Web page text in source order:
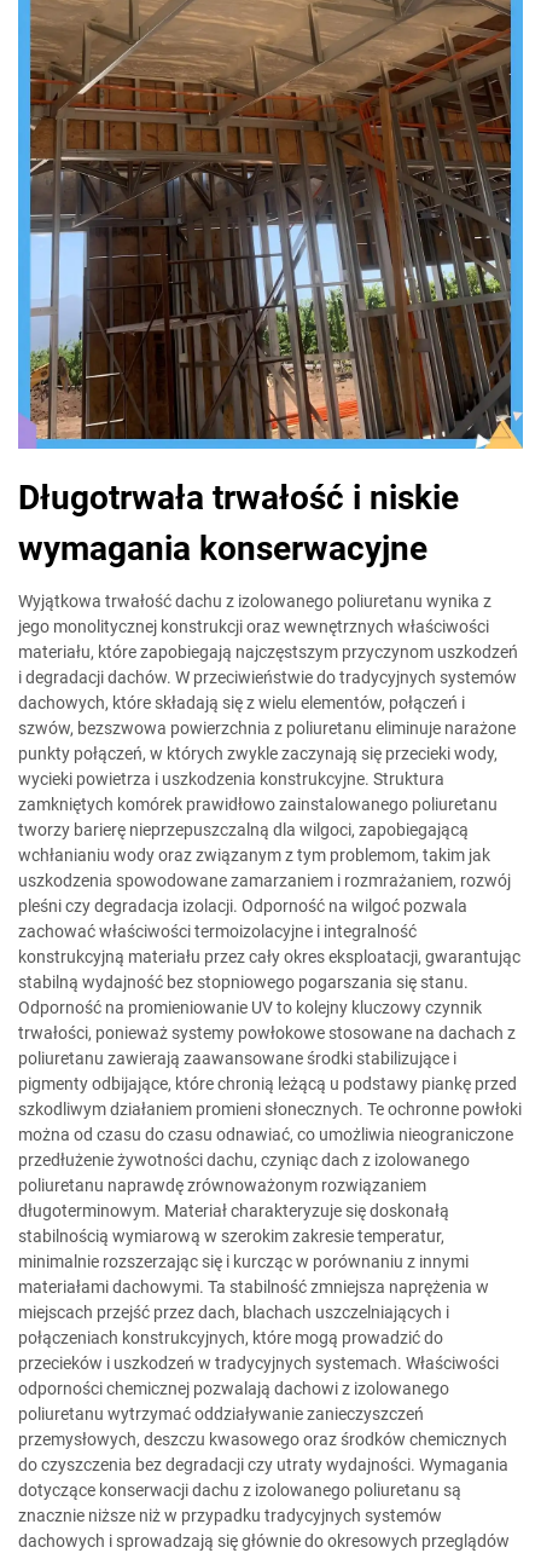
Długotrwała trwałość i niskie
wymagania konserwacyjne
Wyjątkowa trwałość dachu z izolowanego poliuretanu wynika z
jego monolitycznej konstrukcji oraz wewnętrznych właściwości
materiału, które zapobiegają najczęstszym przyczynom uszkodzeń
i degradacji dachów. W przeciwieństwie do tradycyjnych systemów
dachowych, które składają się z wielu elementów, połączeń i
szwów, bezszwowa powierzchnia z poliuretanu eliminuje narażone
punkty połączeń, w których zwykle zaczynają się przecieki wody,
wycieki powietrza i uszkodzenia konstrukcyjne. Struktura
zamkniętych komórek prawidłowo zainstalowanego poliuretanu
tworzy barierę nieprzepuszczalną dla wilgoci, zapobiegającą
wchłanianiu wody oraz związanym z tym problemom, takim jak
uszkodzenia spowodowane zamarzaniem i rozmrażaniem, rozwój
pleśni czy degradacja izolacji. Odporność na wilgoć pozwala
zachować właściwości termoizolacyjne i integralność
konstrukcyjną materiału przez cały okres eksploatacji, gwarantując
stabilną wydajność bez stopniowego pogarszania się stanu.
Odporność na promieniowanie UV to kolejny kluczowy czynnik
trwałości, ponieważ systemy powłokowe stosowane na dachach z
poliuretanu zawierają zaawansowane środki stabilizujące i
pigmenty odbijające, które chronią leżącą u podstawy piankę przed
szkodliwym działaniem promieni słonecznych. Te ochronne powłoki
można od czasu do czasu odnawiać, co umożliwia nieograniczone
przedłużenie żywotności dachu, czyniąc dach z izolowanego
poliuretanu naprawdę zrównoważonym rozwiązaniem
długoterminowym. Materiał charakteryzuje się doskonałą
stabilnością wymiarową w szerokim zakresie temperatur,
minimalnie rozszerzając się i kurcząc w porównaniu z innymi
materiałami dachowymi. Ta stabilność zmniejsza naprężenia w
miejscach przejść przez dach, blachach uszczelniających i
połączeniach konstrukcyjnych, które mogą prowadzić do
przecieków i uszkodzeń w tradycyjnych systemach. Właściwości
odporności chemicznej pozwalają dachowi z izolowanego
poliuretanu wytrzymać oddziaływanie zanieczyszczeń
przemysłowych, deszczu kwasowego oraz środków chemicznych
do czyszczenia bez degradacji czy utraty wydajności. Wymagania
dotyczące konserwacji dachu z izolowanego poliuretanu są
znacznie niższe niż w przypadku tradycyjnych systemów
dachowych i sprowadzają się głównie do okresowych przeglądów